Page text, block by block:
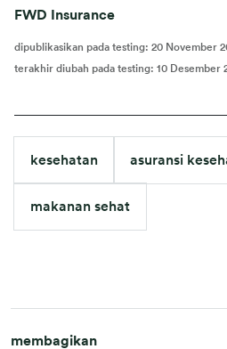
FWD Insurance
dipublikasikan pada testing: 20 November
terakhir diubah pada testing: 10 Desember
kesehatan asuransi
makanan sehat
membagikan